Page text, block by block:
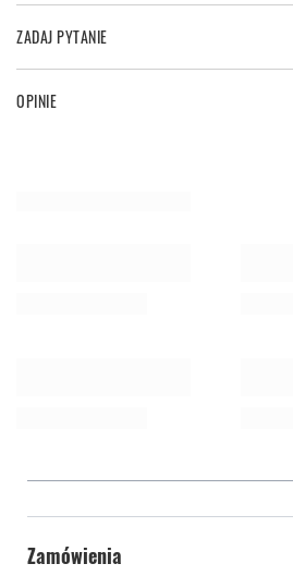
ZADAJ PYTANIE
OPINIE
Zamówienia